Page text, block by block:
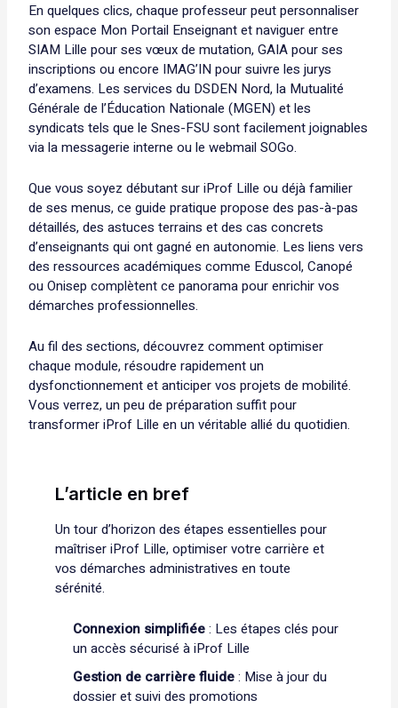
En quelques clics, chaque professeur peut personnaliser
son espace Mon Portail Enseignant et naviguer entre
SIAM Lille pour ses vœux de mutation, GAIA pour ses
inscriptions ou encore IMAG’IN pour suivre les jurys
d’examens. Les services du DSDEN Nord, la Mutualité
Générale de l’Éducation Nationale (MGEN) et les
syndicats tels que le Snes-FSU sont facilement joignables
via la messagerie interne ou le webmail SOGo.
Que vous soyez débutant sur iProf Lille ou déjà familier
de ses menus, ce guide pratique propose des pas-à-pas
détaillés, des astuces terrains et des cas concrets
d’enseignants qui ont gagné en autonomie. Les liens vers
des ressources académiques comme Eduscol, Canopé
ou Onisep complètent ce panorama pour enrichir vos
démarches professionnelles.
Au fil des sections, découvrez comment optimiser
chaque module, résoudre rapidement un
dysfonctionnement et anticiper vos projets de mobilité.
Vous verrez, un peu de préparation suffit pour
transformer iProf Lille en un véritable allié du quotidien.
L’article en bref
Un tour d’horizon des étapes essentielles pour
maîtriser iProf Lille, optimiser votre carrière et
vos démarches administratives en toute
sérénité.
Connexion simplifiée: Les étapes clés pour
un accès sécurisé à iProf Lille
Gestion de carrière fluide: Mise à jour du
dossier et suivi des promotions